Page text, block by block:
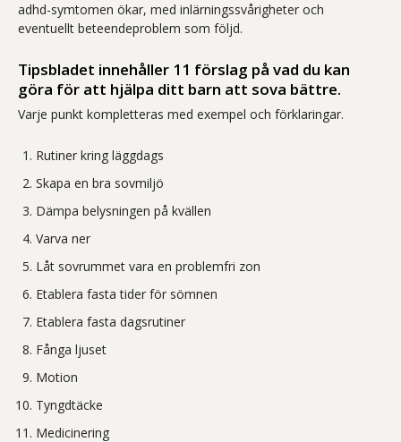
adhd-symtomen ökar, med inlärningssvårigheter och
eventuellt beteendeproblem som följd.
Tipsbladet innehåller 11 förslag på vad du kan
göra för att hjälpa ditt barn att sova bättre.
Varje punkt kompletteras med exempel och förklaringar.
Rutiner kring läggdags
Skapa en bra sovmiljö
Dämpa belysningen på kvällen
Varva ner
Låt sovrummet vara en problemfri zon
Etablera fasta tider för sömnen
Etablera fasta dagsrutiner
Fånga ljuset
Motion
Tyngdtäcke
Medicinering